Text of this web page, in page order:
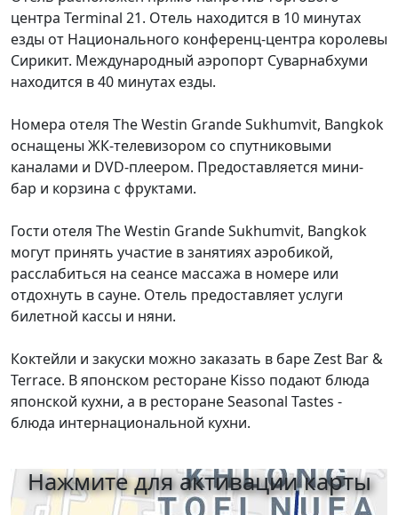
центра Terminal 21. Отель находится в 10 минутах
езды от Национального конференц-центра королевы
Сирикит. Международный аэропорт Суварнабхуми
находится в 40 минутах езды.
Номера отеля The Westin Grande Sukhumvit, Bangkok
оснащены ЖК-телевизором со спутниковыми
каналами и DVD-плеером. Предоставляется мини-
бар и корзина с фруктами.
Гости отеля The Westin Grande Sukhumvit, Bangkok
могут принять участие в занятиях аэробикой,
расслабиться на сеансе массажа в номере или
отдохнуть в сауне. Отель предоставляет услуги
билетной кассы и няни.
Коктейли и закуски можно заказать в баре Zest Bar &
Terrace. В японском ресторане Kisso подают блюда
японской кухни, а в ресторане Seasonal Tastes -
блюда интернациональной кухни.
Нажмите для активации карты